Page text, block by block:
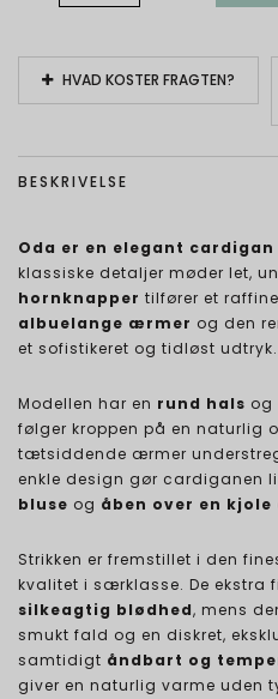
HVAD KOSTER FRAGTEN?
BESKRIVELSE
Oda er en elegant cardigan
klassiske detaljer møder let,
hornknapper tilfører et
albuelange ærmer og den
et sofistikeret og tidløst udtryk.
Modellen har en rund hals og
følger kroppen på en naturlig
tætsiddende ærmer
enkle design gør cardiganen
bluse og åben over en kjole
Strikken er fremstillet i den
kvalitet i særklasse. De ekstra
silkeagtig blødhed, mens
smukt fald og en diskret,
samtidigt åndbart og
giver en naturlig varme uden